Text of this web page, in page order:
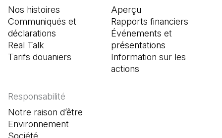
Nos histoires
Communiqués et
déclarations
Real Talk
Tarifs douaniers
Aperçu
Rapports financiers
Événements et
présentations
Information sur les
actions
Responsabilité
Notre raison d’être
Environnement
Société